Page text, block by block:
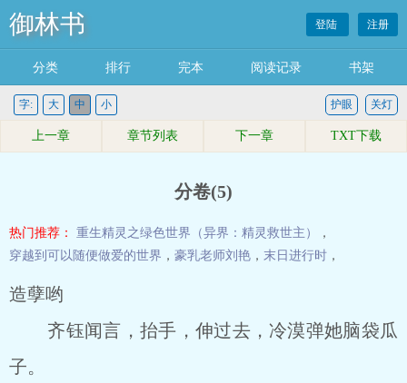
御林书 登陆 注册
分类 排行 完本 阅读记录 书架
字: 大 中 小 关灯
护眼
上一章 章节列表 下一章 TXT下载
分卷(5)
热门推荐： 重生精灵之绿色世界（异界：精灵救世主）
，
穿越到可以随便做爱的世界 ， 豪乳老师刘艳 ， 末日进行时 ，
造孽哟
齐钰闻言，抬手，伸过去，冷漠弹她脑袋瓜
子。